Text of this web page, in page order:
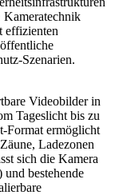
Kameratechnik
effizienten
Szenarien.
Videobilder in
Tageslicht bis zu
Format ermöglicht
Ladezonen
sich die Kamera
bestehende